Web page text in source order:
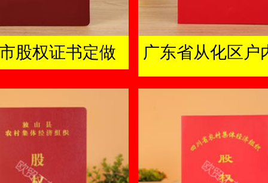
股权证书定做
广东省从化区户
及成员证